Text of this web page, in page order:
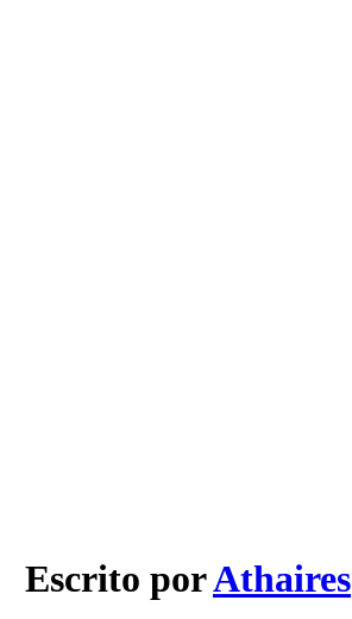
Escrito porAthaires